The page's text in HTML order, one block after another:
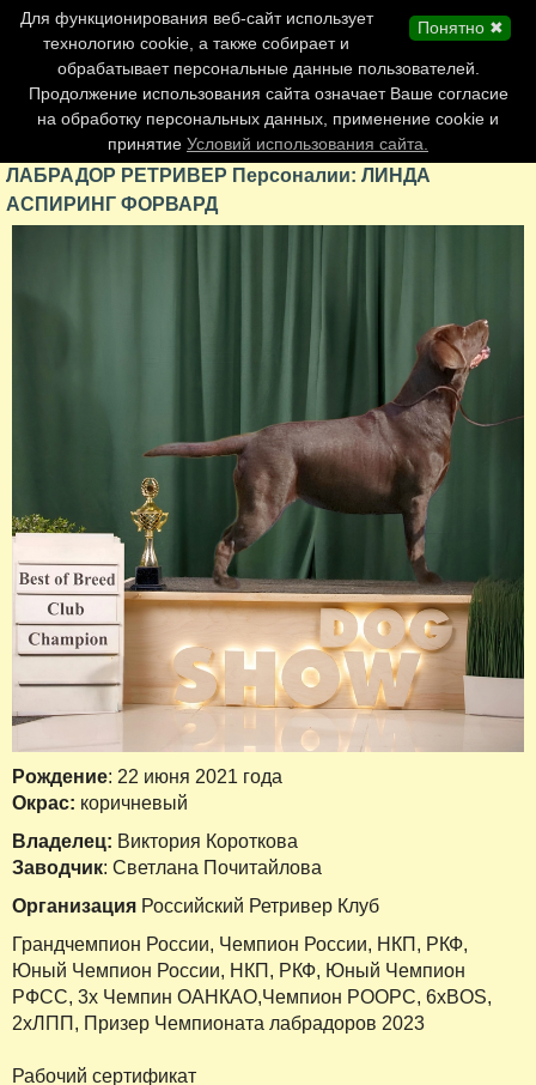
Главная страница
Обновления сайта
Контакты
Персоналии
Форум
ЛАБРАДОР РЕТРИВЕР Персоналии: ЛИНДА
АСПИРИНГ ФОРВАРД
Рождение: 22 июня 2021 года
Окрас: коричневый
Владелец: Виктория Короткова
Заводчик: Светлана Почитайлова
Организация Российский Ретривер Клуб
Грандчемпион России, Чемпион России, НКП, РКФ,
Юный Чемпион России, НКП, РКФ, Юный Чемпион
РФСС, 3х Чемпин ОАНКАО,Чемпион РООРС, 6хBOS,
2хЛПП, Призер Чемпионата лабрадоров 2023
Рабочий сертификат
Понятно ✖
Для функционирования веб-сайт использует
технологию cookie, а также собирает и
обрабатывает персональные данные пользователей.
Продолжение использования сайта означает Ваше согласие
на обработку персональных данных, применение cookie и
принятие Условий использования сайта.